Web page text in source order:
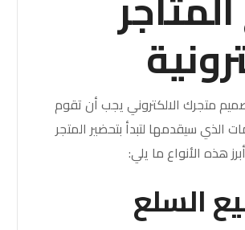
متجرك الالكتروني يجب أن تقوم
الذي سيقدمها لتبدأ بتحضير المتجر
هذه الأنواع ما يلي:
السلع